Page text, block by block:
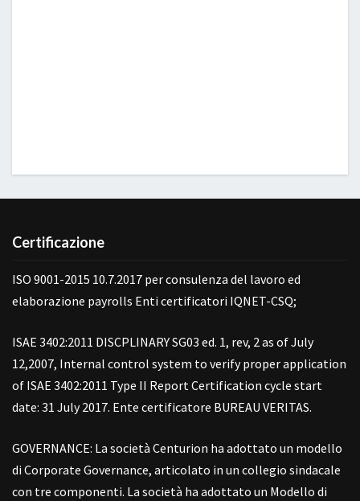
Certificazione
ISO 9001-2015 10.7.2017 per consulenza del lavoro ed
elaborazione payrolls Enti certificatori IQNET-CSQ;
ISAE 3402:2011 DISCPLINARY SG03 ed. 1, rev, 2 as of July
12,2007, Internal control system to verify proper application
of ISAE 3402:2011 Type II Report Certification cycle start
date: 31 July 2017. Ente certificatore BUREAU VERITAS.
GOVERNANCE: La società Centurion ha adottato un modello
di Corporate Governance, articolato in un collegio sindacale
con tre componenti. La società ha adottato un Modello di